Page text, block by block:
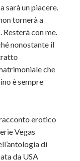
sarà un piacere.
tornerà a
Resterà con me.
nonostante il
che
è sempre
erotico
Vegas
di
da USA